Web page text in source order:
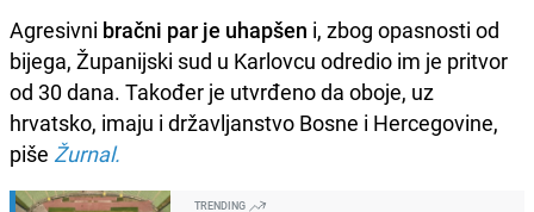
Agresivni bračni par je uhapšen i, zbog opasnosti od
bijega, Županijski sud u Karlovcu odredio im je pritvor
od 30 dana. Također je utvrđeno da oboje, uz
hrvatsko, imaju i državljanstvo Bosne i Hercegovine,
piše Žurnal.
TRENDING